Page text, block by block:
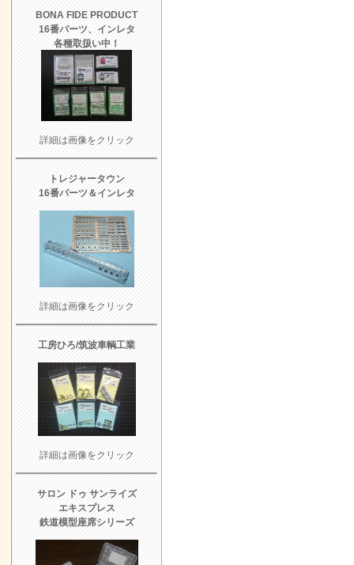
BONA FIDE PRODUCT
16番パーツ、インレタ
各種取扱い中！
詳細は画像をクリック
トレジャータウン
16番パーツ＆インレタ
詳細は画像をクリック
工房ひろ/筑波車輌工業
詳細は画像をクリック
サロン ドゥ サンライズ
エキスプレス
鉄道模型座席シリーズ